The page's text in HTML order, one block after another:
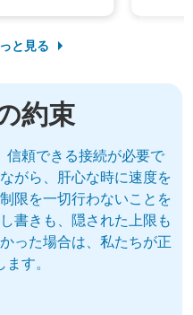
と見る
約束
信頼できる接続が必要で
がら、肝心な時に速度を
限を一切行わないことを
書きも、隠された上限も
った場合は、私たちが正
す。